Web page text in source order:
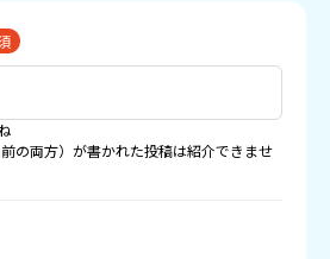
の両方）が書かれた投稿は紹介できませ